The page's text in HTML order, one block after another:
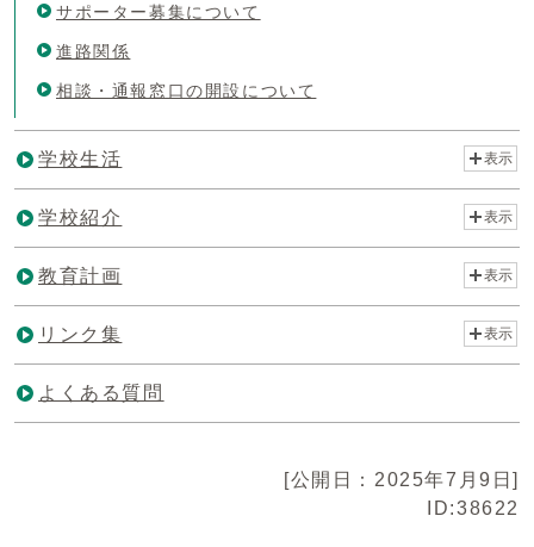
サポーター募集について
進路関係
相談・通報窓口の開設について
学校生活 表示
学校紹介 表示
教育計画 表示
リンク集 表示
よくある質問
[公開日：2025年7月9日]
ID:38622